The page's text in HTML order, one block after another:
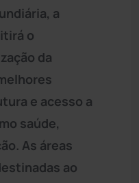
a
o
da
e acesso a
saúde,
As áreas
ao